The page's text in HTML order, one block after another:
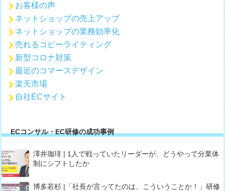
お客様の声
ネットショップの売上アップ
ネットショップの業務効率化
売れるコピーライティング
新型コロナ対策
最近のコマースデザイン
楽天市場
自社ECサイト
ECコンサル・EC研修の成功事例
澤井珈琲 | 1人で戦っていたリーダーが、どうやって分業体
制にシフトしたか
博多若杉 |「社長が言ってたのは、こういうことか！」研修